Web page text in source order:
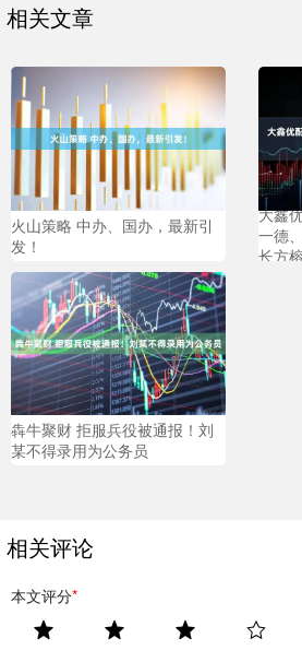
相关文章
火山策略 中办、国办，最新引
发！
大鑫
一德
长方
犇牛聚财 拒服兵役被通报！刘
某不得录用为公务员
相关评论
本文评分*